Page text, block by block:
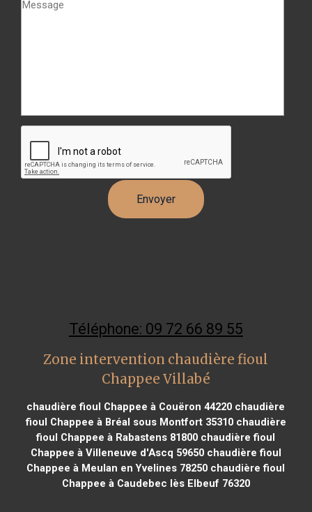
Téléphone: 09 72 66 89 55
Zone intervention chaudière fioul
Chappee Villabé
chaudière fioul Chappee à Couëron 44220 chaudière
fioul Chappee à Bréal sous Montfort 35310chaudière
fioul Chappee à Rabastens 81800 chaudière fioul
Chappee à Villeneuve d'Ascq 59650chaudière fioul
Chappee à Meulan en Yvelines 78250 chaudière fioul
Chappee à Caudebec lès Elbeuf 76320